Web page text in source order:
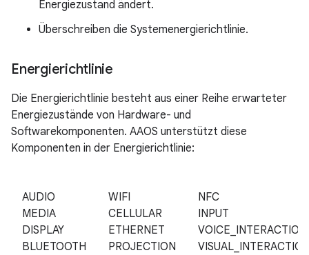
Energiezustand ändert.
Überschreiben die Systemenergierichtlinie.
Energierichtlinie
Die Energierichtlinie besteht aus einer Reihe erwarteter
Energiezustände von Hardware- und
Softwarekomponenten. AAOS unterstützt diese
Komponenten in der Energierichtlinie:
AUDIO
MEDIA
DISPLAY
BLUETOOTH
WIFI
CELLULAR
ETHERNET
PROJECTION
NFC
INPUT
VOICE_INTERACTION